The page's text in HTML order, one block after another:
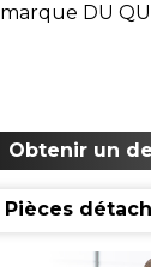
DU
Obtenir un
Pièces